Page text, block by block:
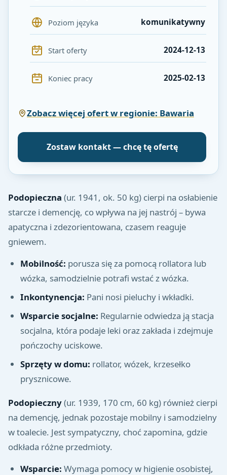
Poziom języka komunikatywny
Start oferty 2024-12-13
Koniec pracy 2025-02-13
Zobacz więcej ofert w regionie: Bawaria
Zostaw kontakt — chcę tę ofertę
Podopieczna (ur. 1941, ok. 50 kg) cierpi na osłabienie
starcze i demencję, co wpływa na jej nastrój – bywa
apatyczna i zdezorientowana, czasem reaguje
gniewem.
Mobilność: porusza się za pomocą rollatora lub
wózka, samodzielnie potrafi wstać z wózka.
Inkontynencja: Pani nosi pieluchy i wkładki.
Wsparcie socjalne: Regularnie odwiedza ją stacja
socjalna, która podaje leki oraz zakłada i zdejmuje
pończochy uciskowe.
Sprzęty w domu: rollator, wózek, krzesełko
prysznicowe.
Podopieczny(ur. 1939, 170 cm, 60 kg) również cierpi
na demencję, jednak pozostaje mobilny i samodzielny
w toalecie. Jest sympatyczny, choć zapomina, gdzie
odkłada różne przedmioty.
Wsparcie: Wymaga pomocy w higienie osobistej,